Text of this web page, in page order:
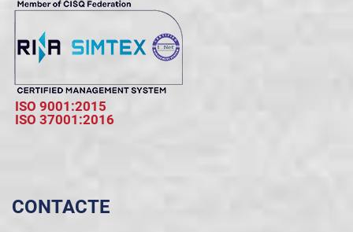
ISO 9001:2015
ISO 37001:2016
CONTACTE